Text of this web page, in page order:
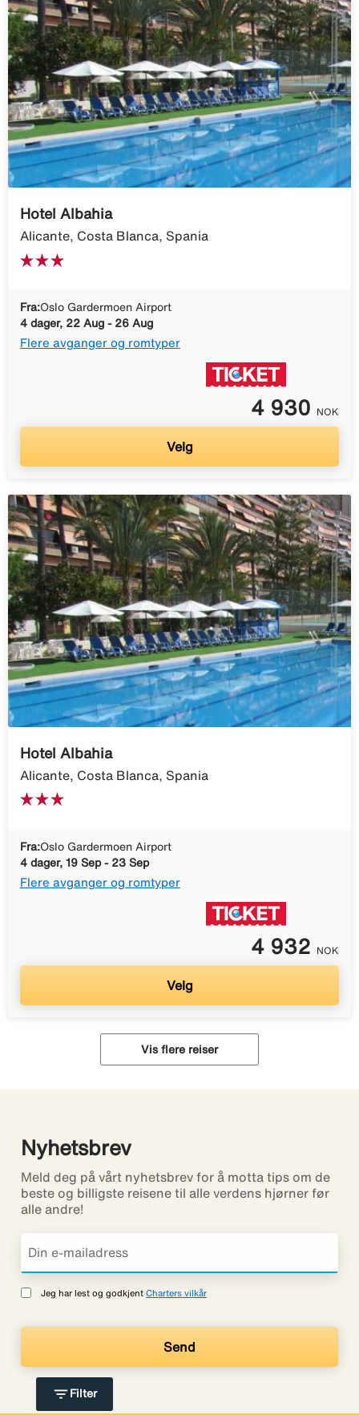
filter_list Filter
Hotel Albahia
Alicante, Costa Blanca, Spania
Fra:Oslo Gardermoen Airport
4 dager, 22 Aug - 26 Aug
Flere avganger og romtyper
4 930 NOK
Velg
Hotel Albahia
Alicante, Costa Blanca, Spania
Fra:Oslo Gardermoen Airport
4 dager, 19 Sep - 23 Sep
Flere avganger og romtyper
4 932 NOK
Velg
Vis flere reiser
Nyhetsbrev
Meld deg på vårt nyhetsbrev for å motta tips om de
beste og billigste reisene til alle verdens hjørner før
alle andre!
Jeg har lest og godkjent Charters vilkår